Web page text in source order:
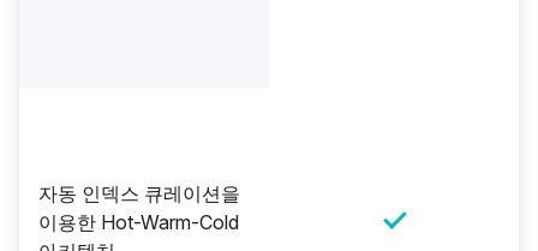
자동 인덱스 큐레이션을
이용한 Hot-Warm-Cold